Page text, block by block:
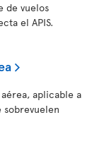
de vuelos
el APIS.
aplicable a
sobrevuelen